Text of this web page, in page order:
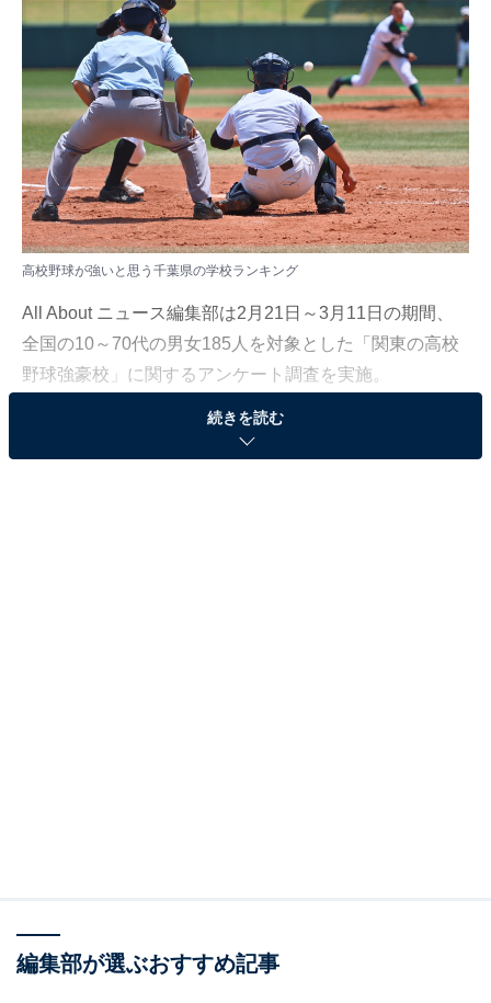
高校野球が強いと思う千葉県の学校ランキング
All About ニュース編集部は2月21日～3月11日の期間、
全国の10～70代の男女185人を対象とした「関東の高校
野球強豪校」に関するアンケート調査を実施。
今回はその中から、「高校野球が強いと思う千葉県の学
続きを読む
編集部が選ぶおすすめ記事